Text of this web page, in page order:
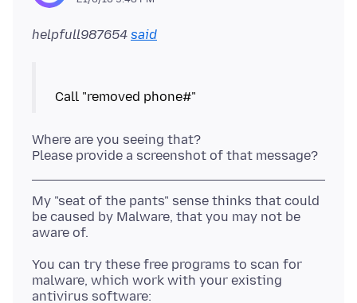
helpfull987654 said
Where are you seeing that?
My "seat of the pants" sense thinks that could
be caused by Malware, that you may not be
You can try these free programs to scan for
malware, which work with your existing